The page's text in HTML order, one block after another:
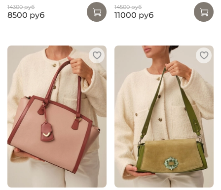
14300 руб
8500 руб
14500 руб
11000 руб